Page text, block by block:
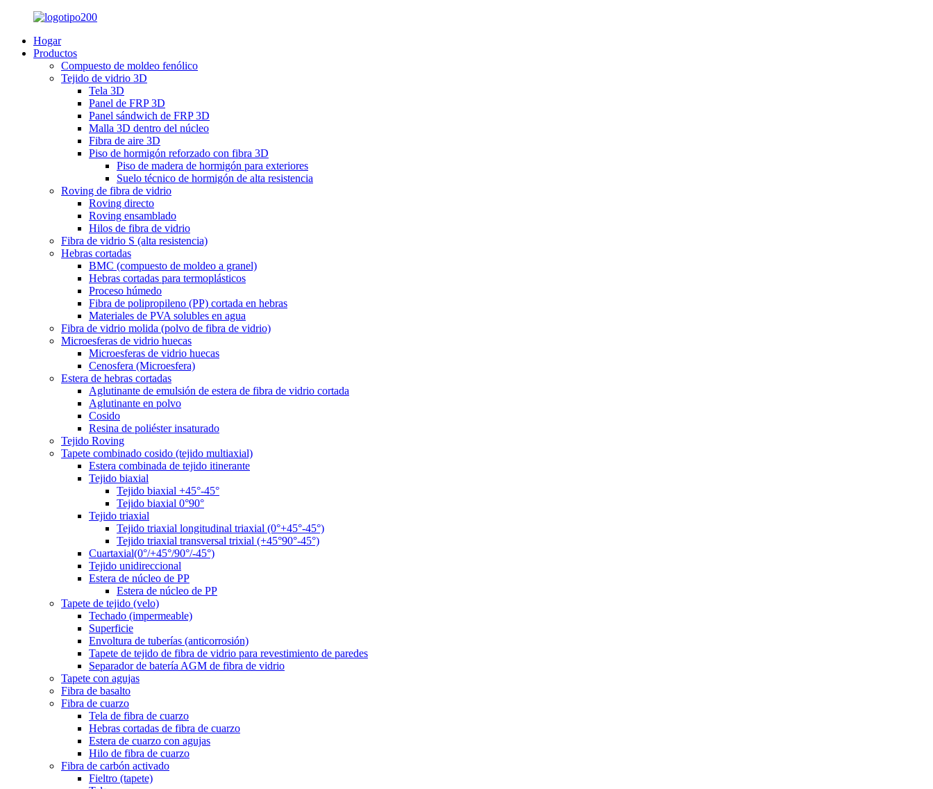
Hogar
Productos
Compuesto de moldeo fenólico
Tejido de vidrio 3D
Tela 3D
Panel de FRP 3D
Panel sándwich de FRP 3D
Malla 3D dentro del núcleo
Fibra de aire 3D
Piso de hormigón reforzado con fibra 3D
Piso de madera de hormigón para exteriores
Suelo técnico de hormigón de alta resistencia
Roving de fibra de vidrio
Roving directo
Roving ensamblado
Hilos de fibra de vidrio
Fibra de vidrio S (alta resistencia)
Hebras cortadas
BMC (compuesto de moldeo a granel)
Hebras cortadas para termoplásticos
Proceso húmedo
Fibra de polipropileno (PP) cortada en hebras
Materiales de PVA solubles en agua
Fibra de vidrio molida (polvo de fibra de vidrio)
Microesferas de vidrio huecas
Microesferas de vidrio huecas
Cenosfera (Microesfera)
Estera de hebras cortadas
Aglutinante de emulsión de estera de fibra de vidrio cortada
Aglutinante en polvo
Cosido
Resina de poliéster insaturado
Tejido Roving
Tapete combinado cosido (tejido multiaxial)
Estera combinada de tejido itinerante
Tejido biaxial
Tejido biaxial +45°-45°
Tejido biaxial 0°90°
Tejido triaxial
Tejido triaxial longitudinal triaxial (0°+45°-45°)
Tejido triaxial transversal trixial (+45°90°-45°)
Cuartaxial(0°/+45°/90°/-45°)
Tejido unidireccional
Estera de núcleo de PP
Estera de núcleo de PP
Tapete de tejido (velo)
Techado (impermeable)
Superficie
Envoltura de tuberías (anticorrosión)
Tapete de tejido de fibra de vidrio para revestimiento de paredes
Separador de batería AGM de fibra de vidrio
Tapete con agujas
Fibra de basalto
Fibra de cuarzo
Tela de fibra de cuarzo
Hebras cortadas de fibra de cuarzo
Estera de cuarzo con agujas
Hilo de fibra de cuarzo
Fibra de carbón activado
Fieltro (tapete)